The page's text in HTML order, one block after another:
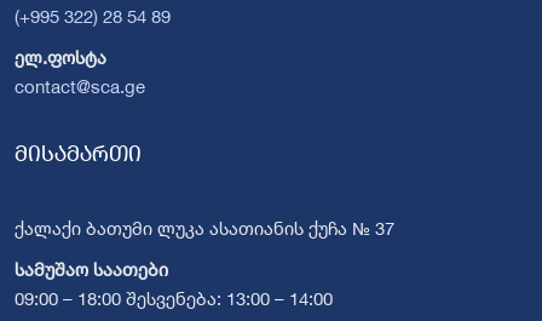
(+995 322) 28 54 89
ელ.ფოსტა
contact@sca.ge
მისამართი
ქალაქი ბათუმი ლუკა ასათიანის ქუჩა № 37
სამუშაო საათები
09:00 – 18:00 შესვენება: 13:00 – 14:00